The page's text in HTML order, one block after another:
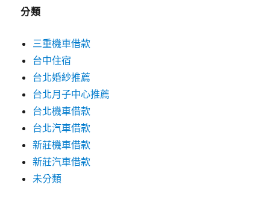
分類
三重機車借款
台中住宿
台北婚紗推薦
台北月子中心推薦
台北機車借款
台北汽車借款
新莊機車借款
新莊汽車借款
未分類